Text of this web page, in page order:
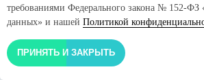
требованиями Федерального закона № 152-ФЗ
данных» и нашей Политикой
ПРИНЯТЬ И ЗАКРЫТЬ
4Й ДЕНЬ ТУРА:
ЛОВОЗЕРСКИЕ